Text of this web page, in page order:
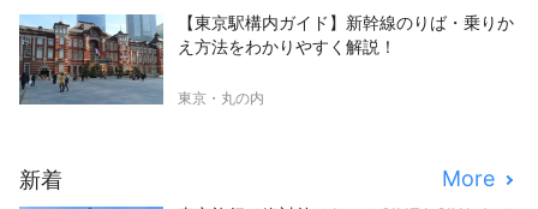
【東京駅構内ガイド】新幹線のりば・乗りか
え方法をわかりやすく解説！
東京・丸の内
新着 More